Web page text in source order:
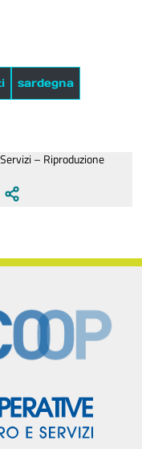
sardegna
– Riproduzione
Email